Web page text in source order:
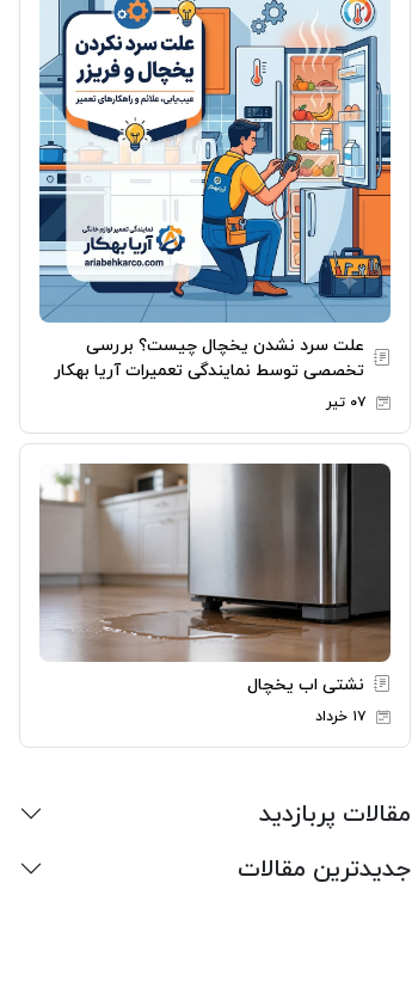
علت سرد نشدن یخچال چیست؟ بررسی
تخصصی توسط نمایندگی تعمیرات آریا بهکار
۰۷ تیر
نشتی اب یخچال
۱۷ خرداد
مقالات پربازدید
جدیدترین مقالات